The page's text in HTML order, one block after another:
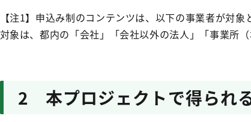
【注1】申込み制のコンテンツは、以下の事業者が対象
対象は、都内の「会社」「会社以外の法人」「事業所
2 本プロジェクトで得られ